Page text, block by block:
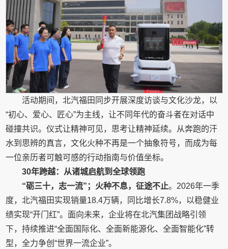
活动期间，北汽福田同步开展深度访谈与文化沙龙，以
“初心、爱心、匠心”为主线，让不同年代的奋斗者在对话中
碰撞共识。仪式让精神可见，思考让精神延续。从奔跑的汗
水到思辨的真言，文化火种不再是一个抽象符号，而成为每
一位亲历者可触可感的行动指南与价值坐标。
30年跨越：从诸城启航到全球领跑
“砺三十，志一流”；火种不息，征途不止。2026年一季
度，北汽福田实现销量18.4万辆，同比增长7.8%，以稳健业
绩实现“开门红”。面向未来，企业将在北汽集团战略引领
下，持续推进“全面国际化、全面新能源化、全面智能化”转
型，全力争创“世界一流企业”。